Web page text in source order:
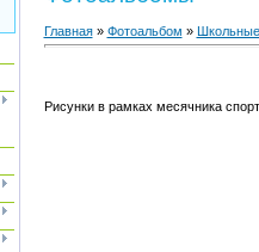
Главная» Фотоальбом »
Рисунки в рамках месячника